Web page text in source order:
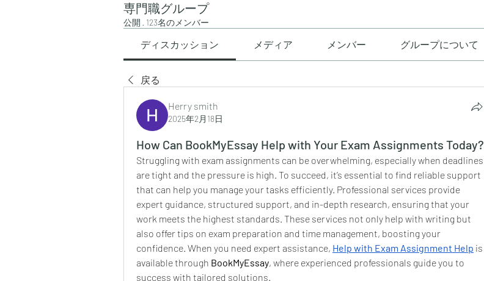
専門職グループ
公開 · 123名のメンバー
ディスカッション メディア メンバー グループについて
戻る
Herry smith
2025年2月18日
How Can BookMyEssay Help with Your Exam Assignments Today?
Struggling with exam assignments can be overwhelming, especially when deadlines
are tight and the pressure is high. To succeed, it’s essential to find reliable support
that can help you manage your tasks efficiently. Professional services provide
expert guidance, structured support, and in-depth research, ensuring that your
work meets the highest standards. These services not only help with writing but
also offer tips on exam preparation and time management, boosting your
confidence. When you need expert assistance, Help with Exam Assignment Help is
available through BookMyEssay, where experienced professionals guide you to
success with tailored solutions.